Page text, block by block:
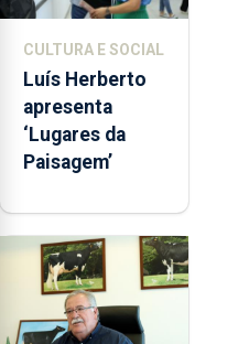
CULTURA E SOCIAL
Luís Herberto
apresenta
‘Lugares da
Paisagem’